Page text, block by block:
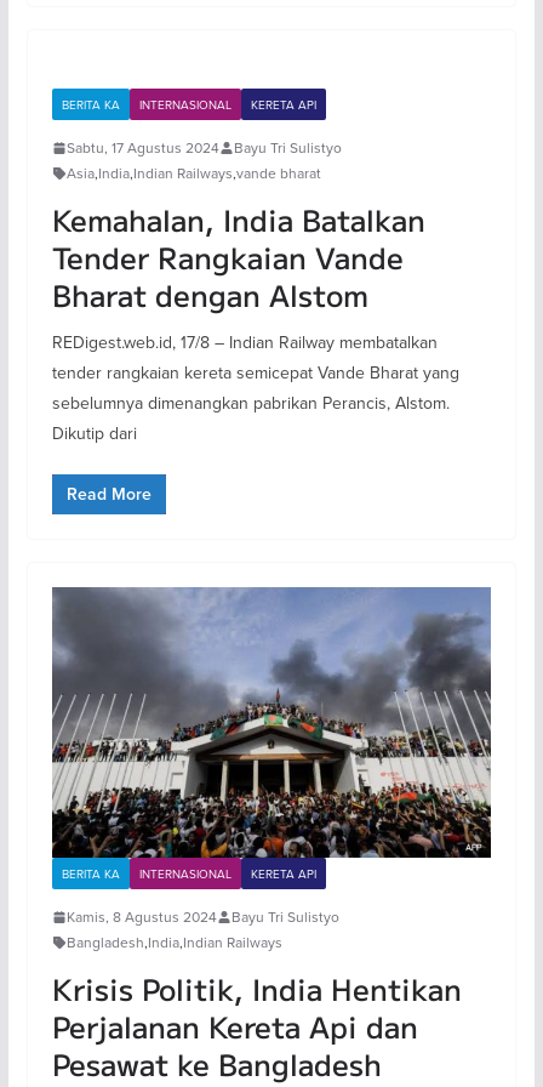
BERITA KA INTERNASIONAL KERETA API
Sabtu, 17 Agustus 2024
Bayu Tri Sulistyo
Asia,India,Indian Railways,vande bharat
Kemahalan, India Batalkan
Tender Rangkaian Vande
Bharat dengan Alstom
REDigest.web.id, 17/8 – Indian Railway membatalkan
tender rangkaian kereta semicepat Vande Bharat yang
sebelumnya dimenangkan pabrikan Perancis, Alstom.
Dikutip dari
Read More
BERITA KA INTERNASIONAL KERETA API
Kamis, 8 Agustus 2024
Bayu Tri Sulistyo
Bangladesh,India,Indian Railways
Krisis Politik, India Hentikan
Perjalanan Kereta Api dan
Pesawat ke Bangladesh